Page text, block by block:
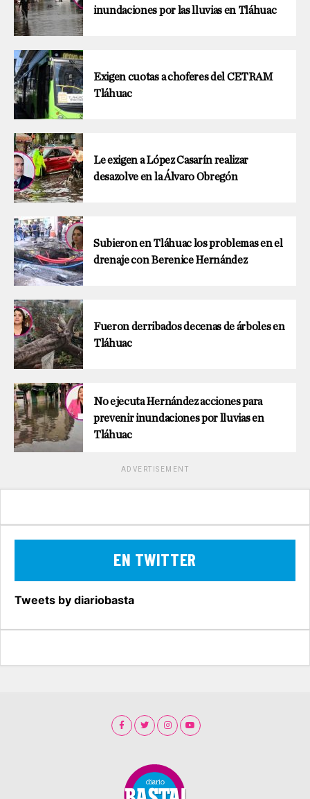
inundaciones por las lluvias en Tláhuac
Exigen cuotas a choferes del CETRAM
Tláhuac
Le exigen a López Casarín realizar
desazolve en la Álvaro Obregón
Subieron en Tláhuac los problemas en el
drenaje con Berenice Hernández
Fueron derribados decenas de árboles en
Tláhuac
No ejecuta Hernández acciones para
prevenir inundaciones por lluvias en
Tláhuac
ADVERTISEMENT
EN TWITTER
Tweets by diariobasta